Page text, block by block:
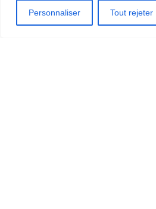
Personnaliser Tout rejeter